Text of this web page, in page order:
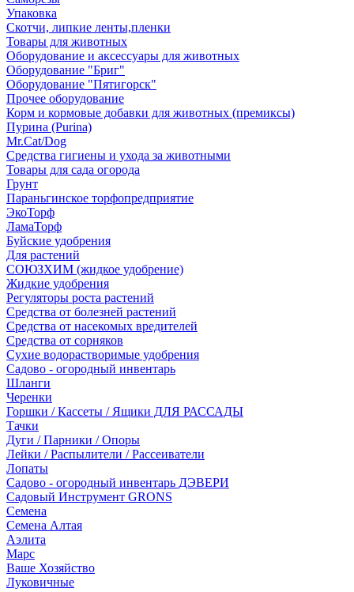
Упаковка
Скотчи, липкие ленты,пленки
Товары для животных
Оборудование и аксессуары для животных
Оборудование "Бриг"
Оборудование "Пятигорск"
Прочее оборудование
Корм и кормовые добавки для животных (премиксы)
Пурина (Purina)
Mr.Cat/Dog
Средства гигиены и ухода за животными
Товары для сада огорода
Грунт
Параньгинское торфопредприятие
ЭкоТорф
ЛамаТорф
Буйские удобрения
Для растений
СОЮЗХИМ (жидкое удобрение)
Жидкие удобрения
Регуляторы роста растений
Средства от болезней растений
Средства от насекомых вредителей
Средства от сорняков
Сухие водорастворимые удобрения
Садово - огородный инвентарь
Шланги
Черенки
Горшки / Кассеты / Ящики ДЛЯ РАССАДЫ
Тачки
Дуги / Парники / Опоры
Лейки / Распылители / Рассеиватели
Лопаты
Садово - огородный инвентарь ДЭВЕРИ
Садовый Инструмент GRONS
Семена
Семена Алтая
Аэлита
Марс
Ваше Хозяйство
Луковичные